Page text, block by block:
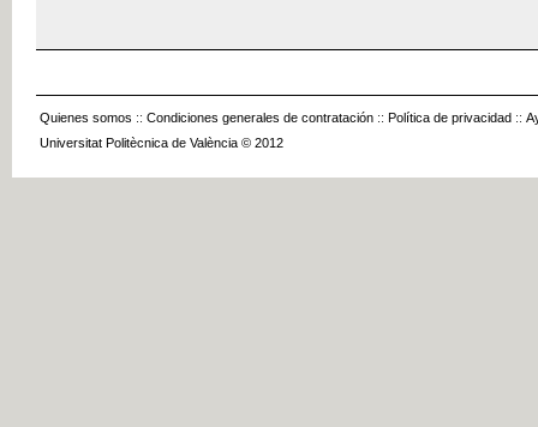
Quienes somos :: Condiciones generales de contratación :: Política de privacidad ::
Universitat Politècnica de València © 2012